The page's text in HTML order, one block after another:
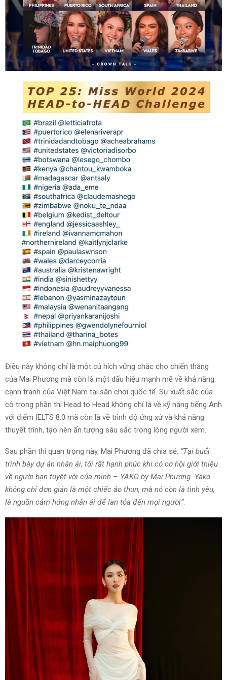
Điều này không chỉ là một cú hích vững chắc cho chiến thắng
của Mai Phương mà còn là một dấu hiệu mạnh mẽ về khả năng
cạnh tranh của Việt Nam tại sân chơi quốc tế. Sự xuất sắc của
cô trong phần thi Head to Head không chỉ là về kỹ năng tiếng Anh
với điểm IELTS 8.0 mà còn là về trình độ ứng xử và khả năng
thuyết trình, tạo nên ấn tượng sâu sắc trong lòng người xem.
Sau phần thi quan trọng này, Mai Phương đã chia sẻ: “Tại buổi
trình bày dự án nhân ái, tôi rất hạnh phúc khi có cơ hội giới thiệu
về người bạn tuyệt vời của mình – YAKO by Mai Phương. Yako
không chỉ đơn giản là một chiếc áo thun, mà nó còn là tình yêu,
là nguồn cảm hứng nhân ái để lan tỏa đến mọi người”.